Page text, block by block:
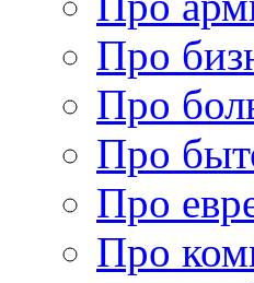
Про
Про
Про
Про
Про